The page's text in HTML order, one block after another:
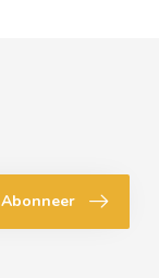
Abonneer